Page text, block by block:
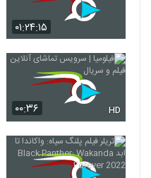
۰۱:۲۴:۱۵
۰۰:۳۶ HD